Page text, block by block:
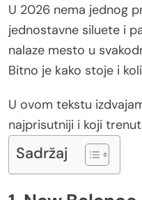
U 2026 nema jednog
jednostavne siluete i
nalaze mesto u
Bitno je kako stoje i
U ovom tekstu
najprisutniji i koji
Sadržaj